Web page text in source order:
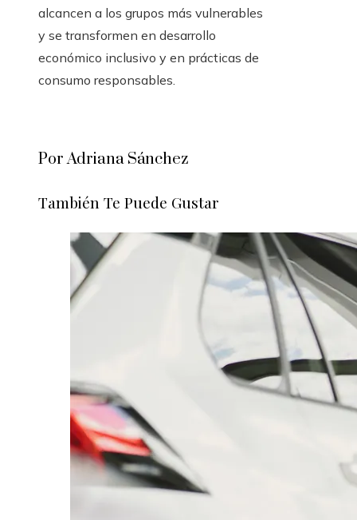
alcancen a los grupos más vulnerables
y se transformen en desarrollo
económico inclusivo y en prácticas de
consumo responsables.
Por Adriana Sánchez
También Te Puede Gustar